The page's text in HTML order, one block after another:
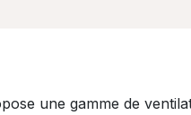
une gamme de